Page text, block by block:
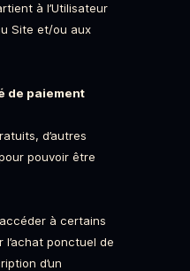
à l’Utilisateur
Site et/ou aux
de paiement
d’autres
pouvoir être
à certains
ponctuel de
d’un